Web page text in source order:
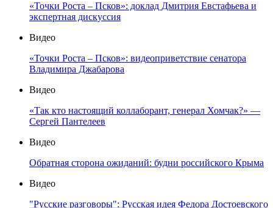
«Точки Роста – Псков»: доклад Дмитрия Евстафьева и
экспертная дискуссия
Видео
«Точки Роста – Псков»: видеоприветствие сенатора
Владимира Джабарова
Видео
«Так кто настоящий коллаборант, генерал Хомчак?» —
Сергей Пантелеев
Видео
Обратная сторона ожиданий: будни российского Крыма
Видео
"Русские разговоры": Русская идея Федора Достоевского